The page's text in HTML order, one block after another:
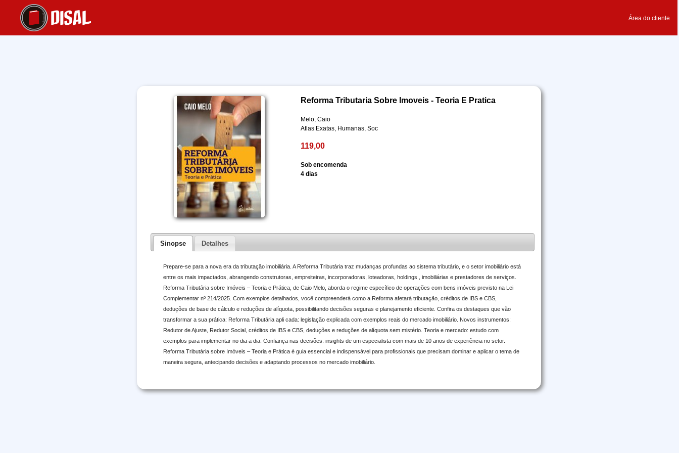
Área do cliente
Reforma Tributaria Sobre Imoveis - Teoria E Pratica
Melo, Caio
Atlas Exatas, Humanas, Soc
119,00
Sob encomenda
4 dias
Sinopse Detalhes
Prepare-se para a nova era da tributação imobiliária. A Reforma Tributária traz mudanças profundas ao sistema tributário, e o setor imobiliário está
entre os mais impactados, abrangendo construtoras, empreiteiras, incorporadoras, loteadoras, holdings , imobiliárias e prestadores de serviços.
Reforma Tributária sobre Imóveis – Teoria e Prática, de Caio Melo, aborda o regime específico de operações com bens imóveis previsto na Lei
Complementar nº 214/2025. Com exemplos detalhados, você compreenderá como a Reforma afetará tributação, créditos de IBS e CBS,
deduções de base de cálculo e reduções de alíquota, possibilitando decisões seguras e planejamento eficiente. Confira os destaques que vão
transformar a sua prática: Reforma Tributária apli cada: legislação explicada com exemplos reais do mercado imobiliário. Novos instrumentos:
Redutor de Ajuste, Redutor Social, créditos de IBS e CBS, deduções e reduções de alíquota sem mistério. Teoria e mercado: estudo com
exemplos para implementar no dia a dia. Confiança nas decisões: insights de um especialista com mais de 10 anos de experiência no setor.
Reforma Tributária sobre Imóveis – Teoria e Prática é guia essencial e indispensável para profissionais que precisam dominar e aplicar o tema de
maneira segura, antecipando decisões e adaptando processos no mercado imobiliário.